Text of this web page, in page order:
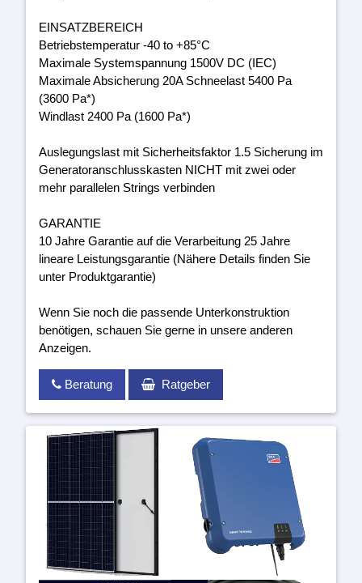
EINSATZBEREICH
Betriebstemperatur -40 to +85°C
Maximale Systemspannung 1500V DC (IEC)
Maximale Absicherung 20A Schneelast 5400 Pa
(3600 Pa*)
Windlast 2400 Pa (1600 Pa*)
Auslegungslast mit Sicherheitsfaktor 1.5 Sicherung im
Generatoranschlusskasten NICHT mit zwei oder
mehr parallelen Strings verbinden
GARANTIE
10 Jahre Garantie auf die Verarbeitung 25 Jahre
lineare Leistungsgarantie (Nähere Details finden Sie
unter Produktgarantie)
Wenn Sie noch die passende Unterkonstruktion
benötigen, schauen Sie gerne in unsere anderen
Anzeigen.
Beratung Ratgeber